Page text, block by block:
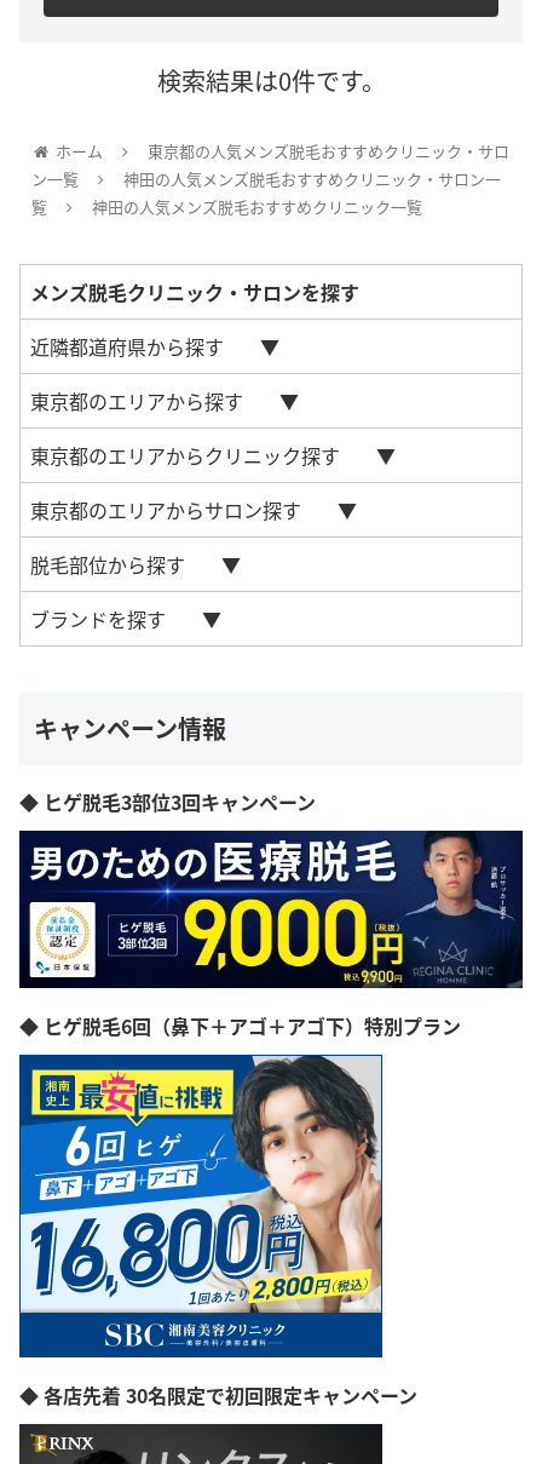
検索結果は0件です。
ホーム
東京都の人気メンズ脱毛おすすめクリニック・サロ
ン一覧
神田の人気メンズ脱毛おすすめクリニック・サロン一
覧
神田の人気メンズ脱毛おすすめクリニック一覧
メンズ脱毛クリニック・サロンを探す
近隣都道府県から探す
東京都のエリアから探す
東京都のエリアからクリニック探す
東京都のエリアからサロン探す
脱毛部位から探す
ブランドを探す
キャンペーン情報
◆ ヒゲ脱毛3部位3回キャンペーン
◆ ヒゲ脱毛6回（鼻下＋アゴ＋アゴ下）特別プラン
◆ 各店先着 30名限定で初回限定キャンペーン